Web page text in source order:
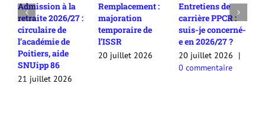
Admission à la
retraite 2026/27 :
circulaire de
l’académie de
Poitiers, aide
SNUipp 86
21 juillet 2026
Remplacement :
majoration
temporaire de
l’ISSR
20 juillet 2026
Entretiens de
carrière PPCR :
suis-je concerné-
e en 2026/27 ?
20 juillet 2026
|
0 commentaire